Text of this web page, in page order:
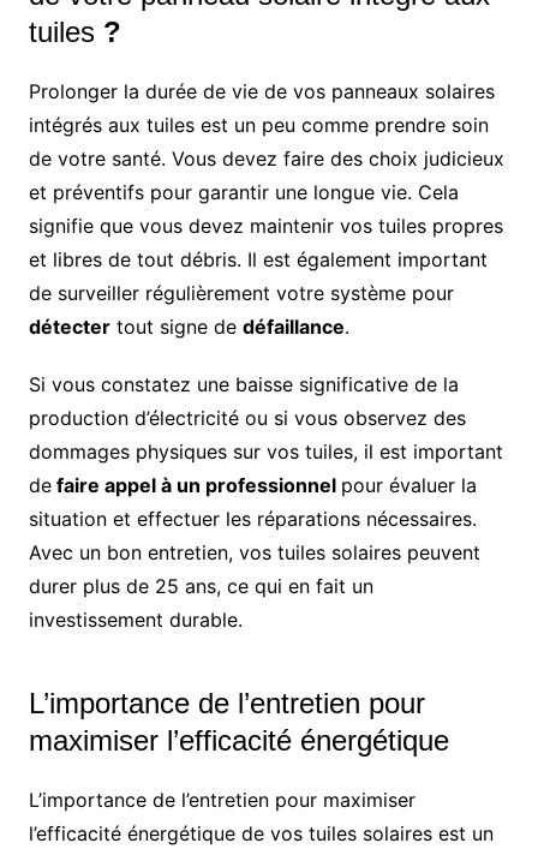
tuiles ?
Prolonger la durée de vie de vos panneaux solaires
intégrés aux tuiles est un peu comme prendre soin
de votre santé. Vous devez faire des choix judicieux
et préventifs pour garantir une longue vie. Cela
signifie que vous devez maintenir vos tuiles propres
et libres de tout débris. Il est également important
de surveiller régulièrement votre système pour
détectertout signe de défaillance.
Si vous constatez une baisse significative de la
production d’électricité ou si vous observez des
dommages physiques sur vos tuiles, il est important
defaire appel à un professionnel pour évaluer la
situation et effectuer les réparations nécessaires.
Avec un bon entretien, vos tuiles solaires peuvent
durer plus de 25 ans, ce qui en fait un
investissement durable.
L’importance de l’entretien pour
maximiser l’efficacité énergétique
L’importance de l’entretien pour maximiser
l’efficacité énergétique de vos tuiles solaires est un